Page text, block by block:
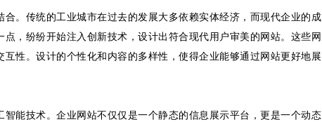
。传统的工业城市在过去的发展大多依赖实体经济，而现代企业的成
，纷纷开始注入创新技术，设计出符合现代用户审美的网站。这些网
性。设计的个性化和内容的多样性，使得企业能够通过网站更好地展
能技术。企业网站不仅仅是一个静态的信息展示平台，更是一个动态